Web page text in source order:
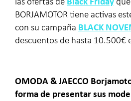
las ofertas de Black Friday
BORJAMOTOR tiene activas
con su campaña BLACK
descuentos de hasta 10.500€
OMODA & JAECCO
forma de presentar sus